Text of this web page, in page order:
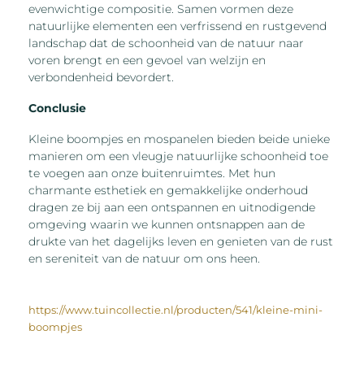
evenwichtige compositie. Samen vormen deze
natuurlijke elementen een verfrissend en rustgevend
landschap dat de schoonheid van de natuur naar
voren brengt en een gevoel van welzijn en
verbondenheid bevordert.
Conclusie
Kleine boompjes en mospanelen bieden beide unieke
manieren om een vleugje natuurlijke schoonheid toe
te voegen aan onze buitenruimtes. Met hun
charmante esthetiek en gemakkelijke onderhoud
dragen ze bij aan een ontspannen en uitnodigende
omgeving waarin we kunnen ontsnappen aan de
drukte van het dagelijks leven en genieten van de rust
en sereniteit van de natuur om ons heen.
https://www.tuincollectie.nl/producten/541/kleine-mini-
boompjes